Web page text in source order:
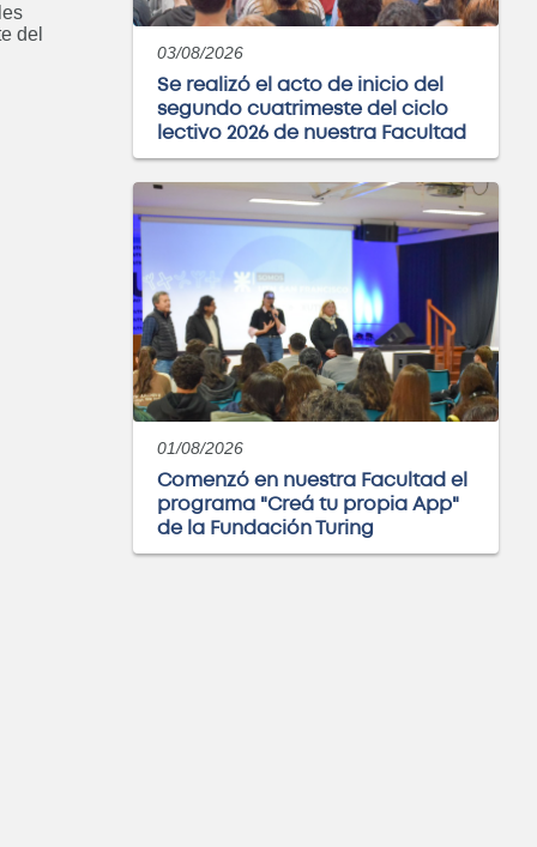
del
03/08/2026
Se realizó el acto de inicio del
segundo cuatrimeste del ciclo
lectivo 2026 de nuestra Facultad
01/08/2026
Comenzó en nuestra Facultad el
programa "Creá tu propia App"
de la Fundación Turing